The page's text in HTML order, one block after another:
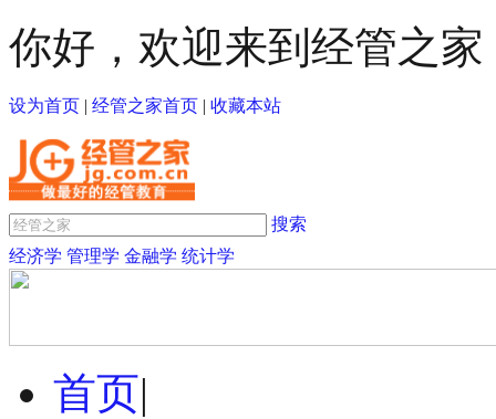
你好，欢迎来到经管之家
设为首页 | 经管之家首页 | 收藏本站
搜索
经济学 管理学 金融学 统计学
首页|